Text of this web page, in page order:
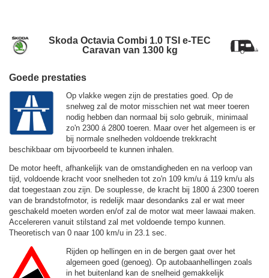
Skoda Octavia Combi 1.0 TSI e-TEC
Caravan van 1300 kg
Goede prestaties
Op vlakke wegen zijn de prestaties goed. Op de
snelweg zal de motor misschien net wat meer toeren
nodig hebben dan normaal bij solo gebruik, minimaal
zo'n 2300 á 2800 toeren. Maar over het algemeen is er
bij normale snelheden voldoende trekkracht
beschikbaar om bijvoorbeeld te kunnen inhalen.
De motor heeft, afhankelijk van de omstandigheden en na verloop van
tijd, voldoende kracht voor snelheden tot zo'n 109 km/u á 119 km/u als
dat toegestaan zou zijn. De souplesse, de kracht bij 1800 á 2300 toeren
van de brandstofmotor, is redelijk maar desondanks zal er wat meer
geschakeld moeten worden en/of zal de motor wat meer lawaai maken.
Accelereren vanuit stilstand zal met voldoende tempo kunnen.
Theoretisch van 0 naar 100 km/u in 23.1 sec.
Rijden op hellingen en in de bergen gaat over het
algemeen goed (genoeg). Op autobaanhellingen zoals
in het buitenland kan de snelheid gemakkelijk